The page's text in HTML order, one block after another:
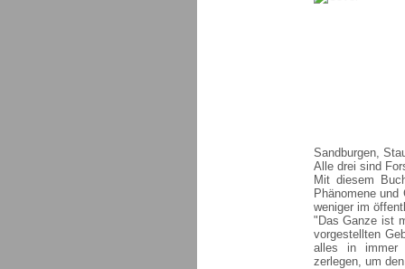
Sandburgen,
Alle drei sind
Mit diesem
Phänomene
weniger im
"Das Ganze ist
vorgestellten
alles in immer
zerlegen, um